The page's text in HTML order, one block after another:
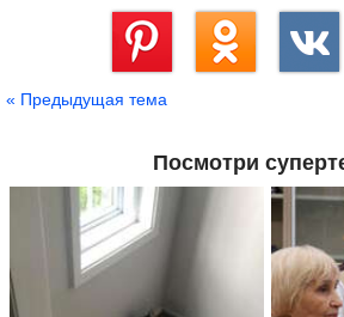
« Предыдущая тема
Посмотри